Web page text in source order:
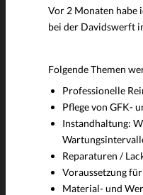
Vor 2 Monaten habe
bei der Davidswerft
Folgende Themen
Professionelle
Pflege von GFK-
Instandhaltung:
Reparaturen /
Voraussetzung
Material- und